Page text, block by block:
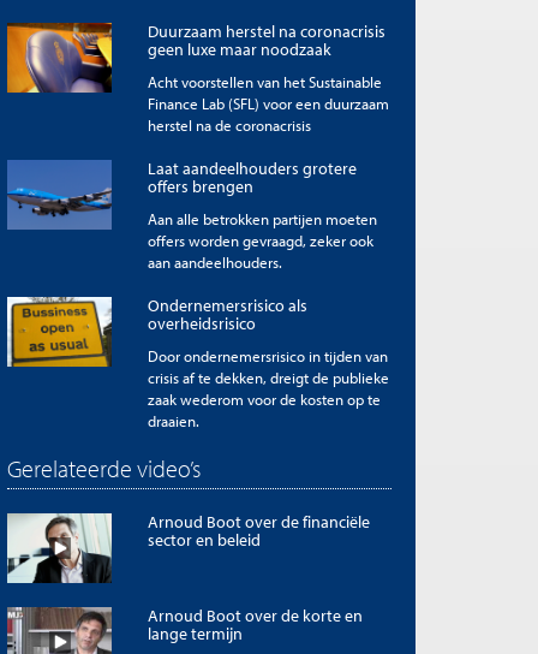
Duurzaam herstel na coronacrisis
geen luxe maar noodzaak
Acht voorstellen van het Sustainable
Finance Lab (SFL) voor een duurzaam
herstel na de coronacrisis
Laat aandeelhouders grotere
offers brengen
Aan alle betrokken partijen moeten
offers worden gevraagd, zeker ook
aan aandeelhouders.
Ondernemersrisico als
overheidsrisico
Door ondernemersrisico in tijden van
crisis af te dekken, dreigt de publieke
zaak wederom voor de kosten op te
draaien.
Gerelateerde video’s
Arnoud Boot over de financiële
sector en beleid
Arnoud Boot over de korte en
lange termijn